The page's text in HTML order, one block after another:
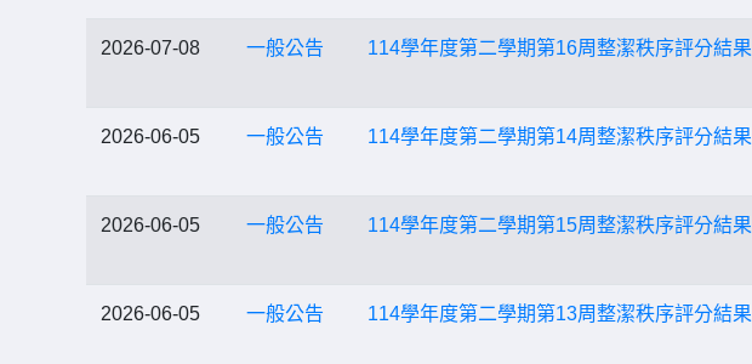
2026-07-08 一般公告 114學年度第二學期第16周整潔秩序評分結果
2026-06-05 一般公告 114學年度第二學期第14周整潔秩序評分結果
2026-06-05 一般公告 114學年度第二學期第15周整潔秩序評分結果
2026-06-05 一般公告 114學年度第二學期第13周整潔秩序評分結果